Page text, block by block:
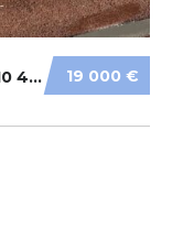
19 000 €
DACIA DUSTER II PRESTIGE DCI 110 4X2